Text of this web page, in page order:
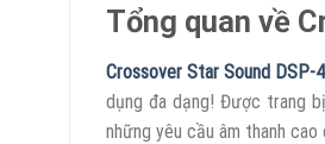
Tổng quan về
Crossover Star Sound DSP-
dụng đa dạng! Được trang
những yêu cầu âm thanh